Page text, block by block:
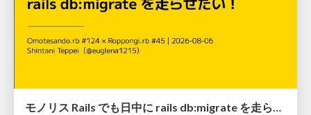
モノリス Rails でも日中に rails db:migrate を走らせたい！ / Daytime rails db:migrate on Monolithic Rails!